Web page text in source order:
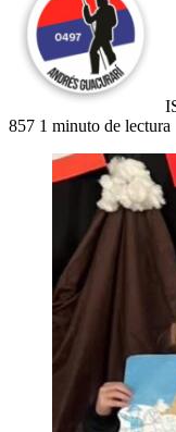
857 1 minuto de lectura